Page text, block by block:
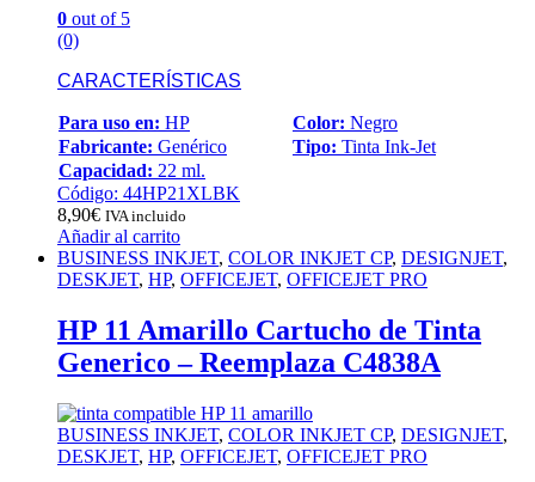
0 out of 5
(0)
CARACTERÍSTICAS
Para uso en: HP Color: Negro
Fabricante: Genérico Tipo: Tinta Ink-Jet
Capacidad: 22 ml.
Código: 44HP21XLBK
8,90€ IVA incluido
Añadir al carrito
BUSINESS INKJET, COLOR INKJET CP, DESIGNJET,
DESKJET, HP, OFFICEJET, OFFICEJET PRO
HP 11 Amarillo Cartucho de Tinta
Generico – Reemplaza C4838A
BUSINESS INKJET, COLOR INKJET CP, DESIGNJET,
DESKJET, HP, OFFICEJET, OFFICEJET PRO